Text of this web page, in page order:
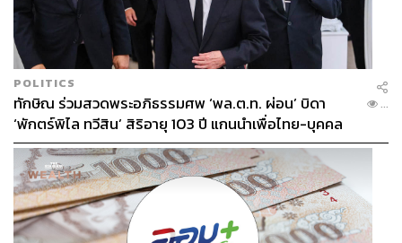
POLITICS
ทักษิณ ร่วมสวดพระอภิธรรมศพ ‘พล.ต.ท. ผ่อน’ บิดา
‘พักตร์พิไล ทวีสิน’ สิริอายุ 103 ปี แกนนำเพื่อไทย-บุคคล
หลากวงการร่วมอาลัย
...